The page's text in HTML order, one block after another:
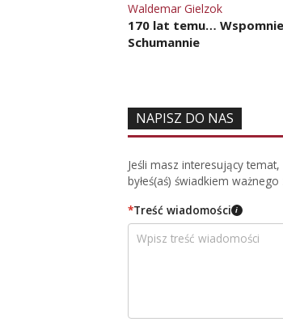
Waldemar Gielzok
170 lat temu…
Schumannie
NAPISZ DO NAS
Jeśli masz interesujący
byłeś(aś) świadkiem
*Treść wiadomości i